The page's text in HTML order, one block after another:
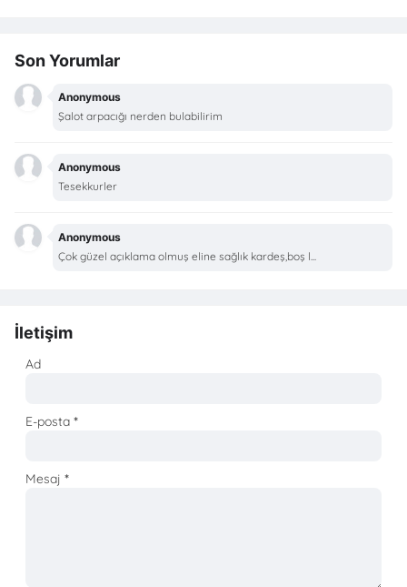
Son Yorumlar
Anonymous
Şalot arpacığı nerden bulabilirim
Anonymous
Tesekkurler
Anonymous
Çok güzel açıklama olmuş eline sağlık kardeş,boş l...
İletişim
Ad
E-posta*
Mesaj*